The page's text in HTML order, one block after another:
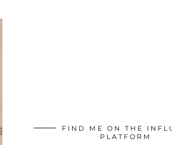
FIND ME ON THE
PLATFORM